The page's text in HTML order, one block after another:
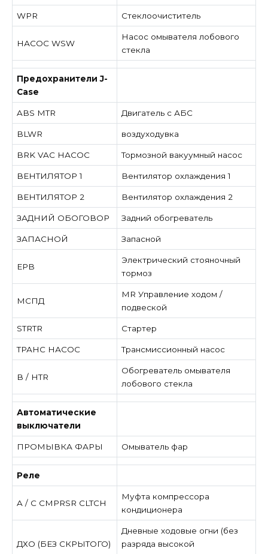
WPR Стеклоочиститель
НАСОС WSW
Насос омывателя лобового
стекла
Предохранители J-
Case
ABS MTR Двигатель с АБС
BLWR воздуходувка
BRK VAC НАСОС Тормозной вакуумный насос
ВЕНТИЛЯТОР 1 Вентилятор охлаждения 1
ВЕНТИЛЯТОР 2 Вентилятор охлаждения 2
ЗАДНИЙ ОБОГОВОР Задний обогреватель
ЗАПАСНОЙ Запасной
EPB
Электрический стояночный
тормоз
МСПД
MR Управление ходом /
подвеской
STRTR Стартер
ТРАНС НАСОС Трансмиссионный насос
В / HTR
Обогреватель омывателя
лобового стекла
Автоматические
выключатели
ПРОМЫВКА ФАРЫ Омыватель фар
Реле
A / C CMPRSR CLTCH
Муфта компрессора
кондиционера
ДХО (БЕЗ СКРЫТОГО)
Дневные ходовые огни (без
разряда высокой